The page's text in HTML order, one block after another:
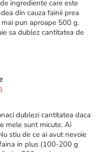
ingrediente care este
din cauza fainii prea
pun aproape 500 g.
sa dublez cantitatea de
dublezi cantitatea daca
mele sunt micute. Ai
stiu de ce ai avut nevoie
in plus (100-200 g